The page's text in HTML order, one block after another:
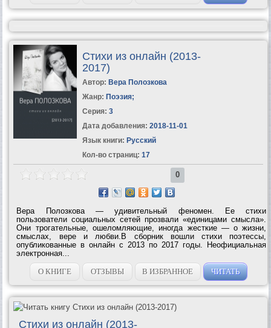
Стихи из онлайн (2013-
2017)
Автор: Вера Полозкова
Жанр: Поэзия;
Серия: 3
Дата добавления: 2018-11-01
Язык книги: Русский
Кол-во страниц: 17
0
Вера Полозкова — удивительный феномен. Ее стихи
пользователи социальных сетей прозвали «единицами смысла».
Они трогательные, ошеломляющие, иногда жесткие — о жизни,
смыслах, вере и любви.В сборник вошли стихи поэтессы,
опубликованные в онлайн с 2013 по 2017 годы. Неофициальная
электронная...
О КНИГЕ
ОТЗЫВЫ В ИЗБРАННОЕ ЧИТАТЬ
Стихи из онлайн (2013-